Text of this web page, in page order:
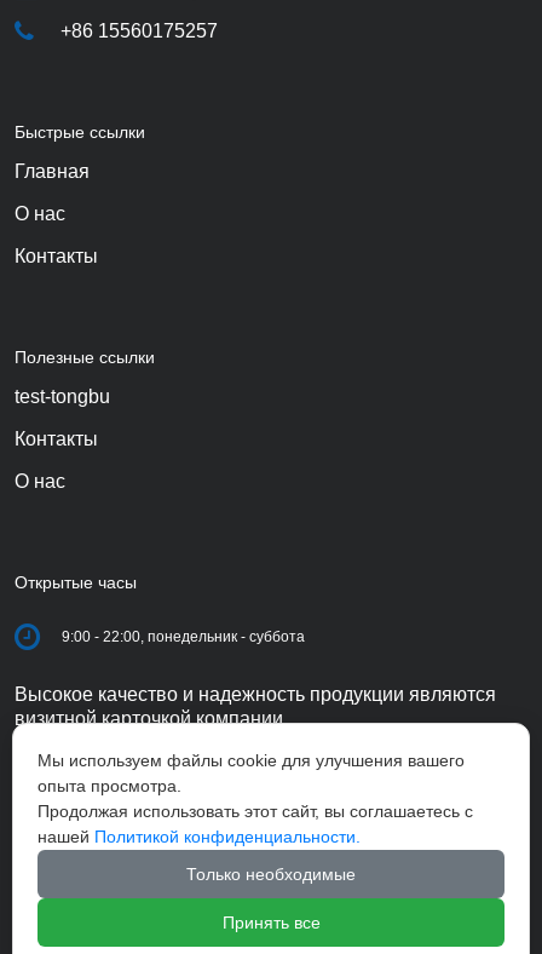
+86 15560175257
Быстрые ссылки
Главная
О нас
Контакты
Полезные ссылки
test-tongbu
Контакты
О нас
Открытые часы
9:00 - 22:00, понедельник - суббота
Высокое качество и надежность продукции являются
визитной карточкой компании.
Мы используем файлы cookie для улучшения вашего
опыта просмотра.
Продолжая использовать этот сайт, вы соглашаетесь с
нашей Политикой конфиденциальности.
Только необходимые
Принять все